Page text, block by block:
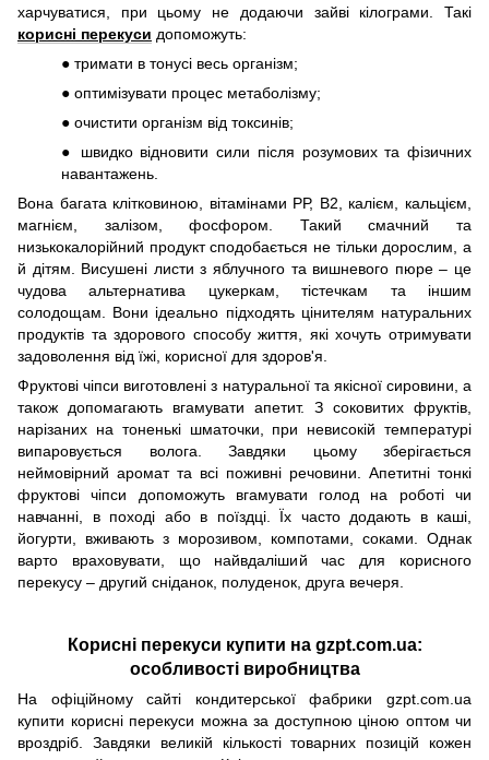
харчуватися, при цьому не додаючи зайві кілограми. Такі
корисні перекуси допоможуть:
● тримати в тонусі весь організм;
● оптимізувати процес метаболізму;
● очистити організм від токсинів;
● швидко відновити сили після розумових та фізичних
навантажень.
Вона багата клітковиною, вітамінами РР, В2, калієм, кальцієм,
магнієм, залізом, фосфором. Такий смачний та
низькокалорійний продукт сподобається не тільки дорослим, а
й дітям. Висушені листи з яблучного та вишневого пюре – це
чудова альтернатива цукеркам, тістечкам та іншим
солодощам. Вони ідеально підходять цінителям натуральних
продуктів та здорового способу життя, які хочуть отримувати
задоволення від їжі, корисної для здоров'я.
Фруктові чіпси виготовлені з натуральної та якісної сировини, а
також допомагають вгамувати апетит. З соковитих фруктів,
нарізаних на тоненькі шматочки, при невисокій температурі
випаровується волога. Завдяки цьому зберігається
неймовірний аромат та всі поживні речовини. Апетитні тонкі
фруктові чіпси допоможуть вгамувати голод на роботі чи
навчанні, в поході або в поїздці. Їх часто додають в каші,
йогурти, вживають з морозивом, компотами, соками. Однак
варто враховувати, що найвдаліший час для корисного
перекусу – другий сніданок, полуденок, друга вечеря.
Корисні перекуси купити на gzpt.com.ua:
особливості виробництва
На офіційному сайті кондитерської фабрики gzpt.com.ua
купити корисні перекуси можна за доступною ціною оптом чи
вроздріб. Завдяки великій кількості товарних позицій кожен